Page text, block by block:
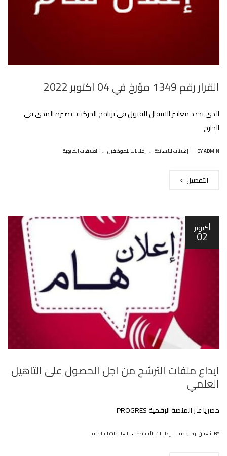
القرار رقم 1349 مؤرخ في 04 اكتوبر 2022
الذي يحدد معايير الانتقال للقبول في برنامج الحركية قصيرة المدى في
الخارج‎‎
BY ADMIN إعلانات للأساتذة . إعلانات للموظفين . العلاقات الخارجية
التفصيل
أكتوبر
02
ايداع ملفات الترشح من اجل الحصول على التاهيل
العلمي
حصريا عبر المنصة الرقمية PROGRES
BY شعبان بوحلوفة إعلانات للأساتذة . العلاقات الخارجية